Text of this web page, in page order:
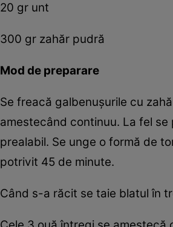
20 gr unt
300 gr zahăr pudră
Mod de preparare
Se freacă galbenușurile cu
amestecând continuu. La fel
prealabil. Se unge o formă de
potrivit 45 de minute.
Când s-a răcit se taie blatul în